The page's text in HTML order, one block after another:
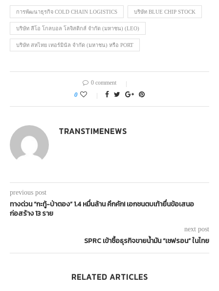
การพัฒนาธุรกิจ COLD CHAIN LOGISTICS บริษัท BLUE CHIP STOCK
บริษัท ลีโอ โกลบอล โลจิสติกส์ จำกัด (มหาชน) (LEO)
บริษัท สหไทย เทอร์มินัล จำกัด (มหาชน) หรือ PORT
0 comment
0
TRANSTIMENEWS
previous post
ทางด่วน “กะทู้-ป่าตอง” 1.4 หมื่นล้าน คึกคัก! เอกชนตบเท้ายื่นข้อเสนอ
ก่อสร้าง 13 ราย
next post
SPRC เข้าซื้อธุรกิจขายน้ำมัน “เชฟรอน” ในไทย
RELATED ARTICLES